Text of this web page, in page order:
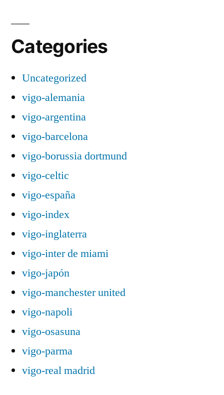
Categories
Uncategorized
vigo-alemania
vigo-argentina
vigo-barcelona
vigo-borussia dortmund
vigo-celtic
vigo-españa
vigo-index
vigo-inglaterra
vigo-inter de miami
vigo-japón
vigo-manchester united
vigo-napoli
vigo-osasuna
vigo-parma
vigo-real madrid